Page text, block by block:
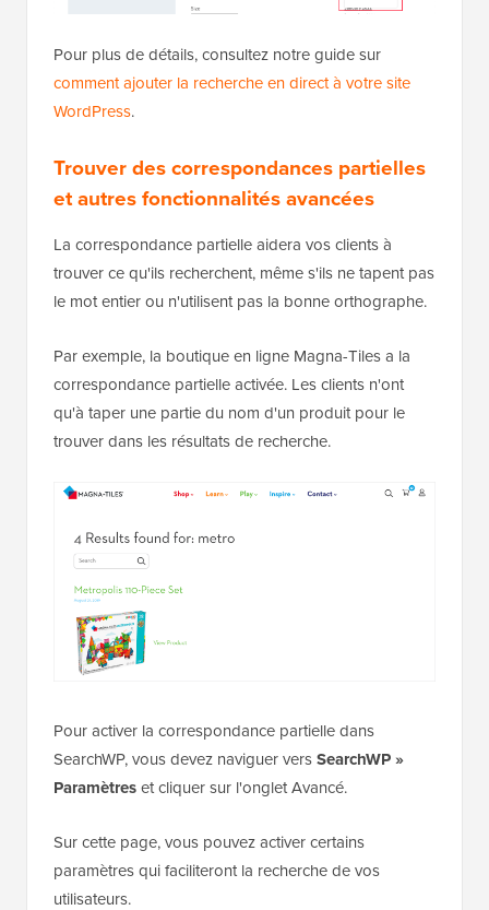
Pour plus de détails, consultez notre guide sur
comment ajouter la recherche en direct à votre site
WordPress.
Trouver des correspondances partielles
et autres fonctionnalités avancées
La correspondance partielle aidera vos clients à
trouver ce qu'ils recherchent, même s'ils ne tapent pas
le mot entier ou n'utilisent pas la bonne orthographe.
Par exemple, la boutique en ligne Magna-Tiles a la
correspondance partielle activée. Les clients n'ont
qu'à taper une partie du nom d'un produit pour le
trouver dans les résultats de recherche.
Pour activer la correspondance partielle dans
SearchWP, vous devez naviguer versSearchWP »
Paramètreset cliquer sur l'onglet Avancé.
Sur cette page, vous pouvez activer certains
paramètres qui faciliteront la recherche de vos
utilisateurs.